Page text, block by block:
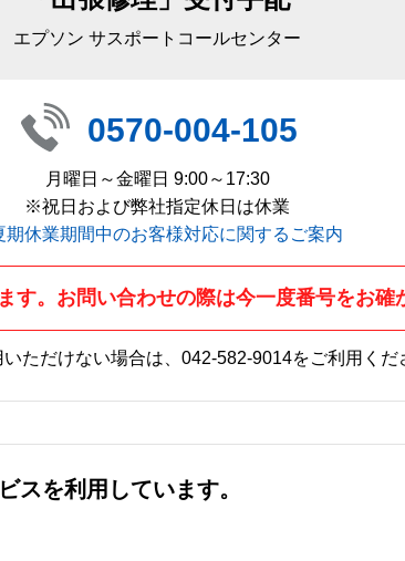
エプソン サスポートコールセンター
0570-004-105
月曜日～金曜日 9:00～17:30
※祝日および弊社指定休日は休業
期休業期間中のお客様対応に関するご案内
す。お問い合わせの際は今一度番号をお確
ただけない場合は、 042-582-9014をご利用くだ
スを利用しています。